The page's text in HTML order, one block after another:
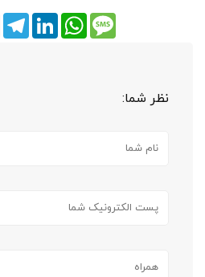
LinkedInWhatsAppMessage
نظر شما: